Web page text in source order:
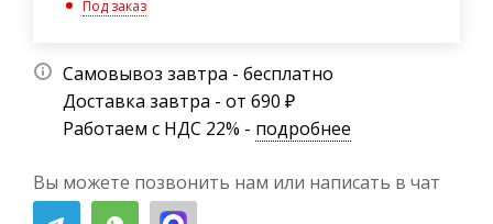
Под заказ
Самовывоз завтра - бесплатно
Доставка завтра - от 690 ₽
Работаем с НДС 22% - подробнее
Вы можете позвонить нам или написать в чат